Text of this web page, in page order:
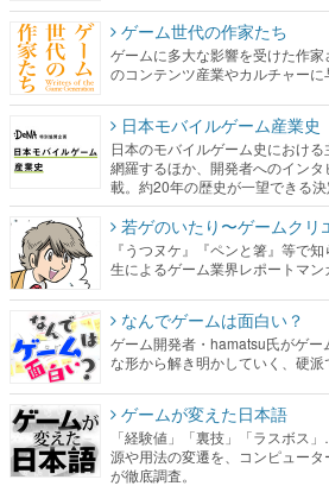
ゲーム世代の作家たち
ゲームに多大な影響を受けた作
のコンテンツ産業やカルチャーに
日本モバイルゲーム産業史
日本のモバイルゲーム史におけ
網羅するほか、開発者へのイン
載。約20年の歴史が一望できる決
若ゲのいたり〜ゲームクリ
『うつヌケ』『ペンと箸』等で
生によるゲーム業界レポートマン
なんでゲームは面白い？
ゲーム開発者・hamatsu氏がゲ
な形から解き明かしていく、硬派
ゲームが変えた日本語
「経験値」「裏技」「ラスボス
源や用法の変遷を、コンピュー
が徹底調査。